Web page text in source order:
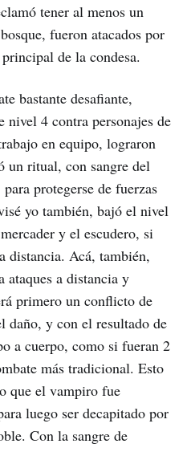
tener al menos un
fueron atacados por
de la condesa.
bastante desafiante,
nivel 4 contra personajes de
en equipo, lograron
ritual, con sangre del
protegerse de fuerzas
yo también, bajó el nivel
y el escudero, si
distancia. Acá, también,
ataques a distancia y
primero un conflicto de
daño, y con el resultado de
a cuerpo, como si fueran 2
más tradicional. Esto
que el vampiro fue
luego ser decapitado por
Con la sangre de